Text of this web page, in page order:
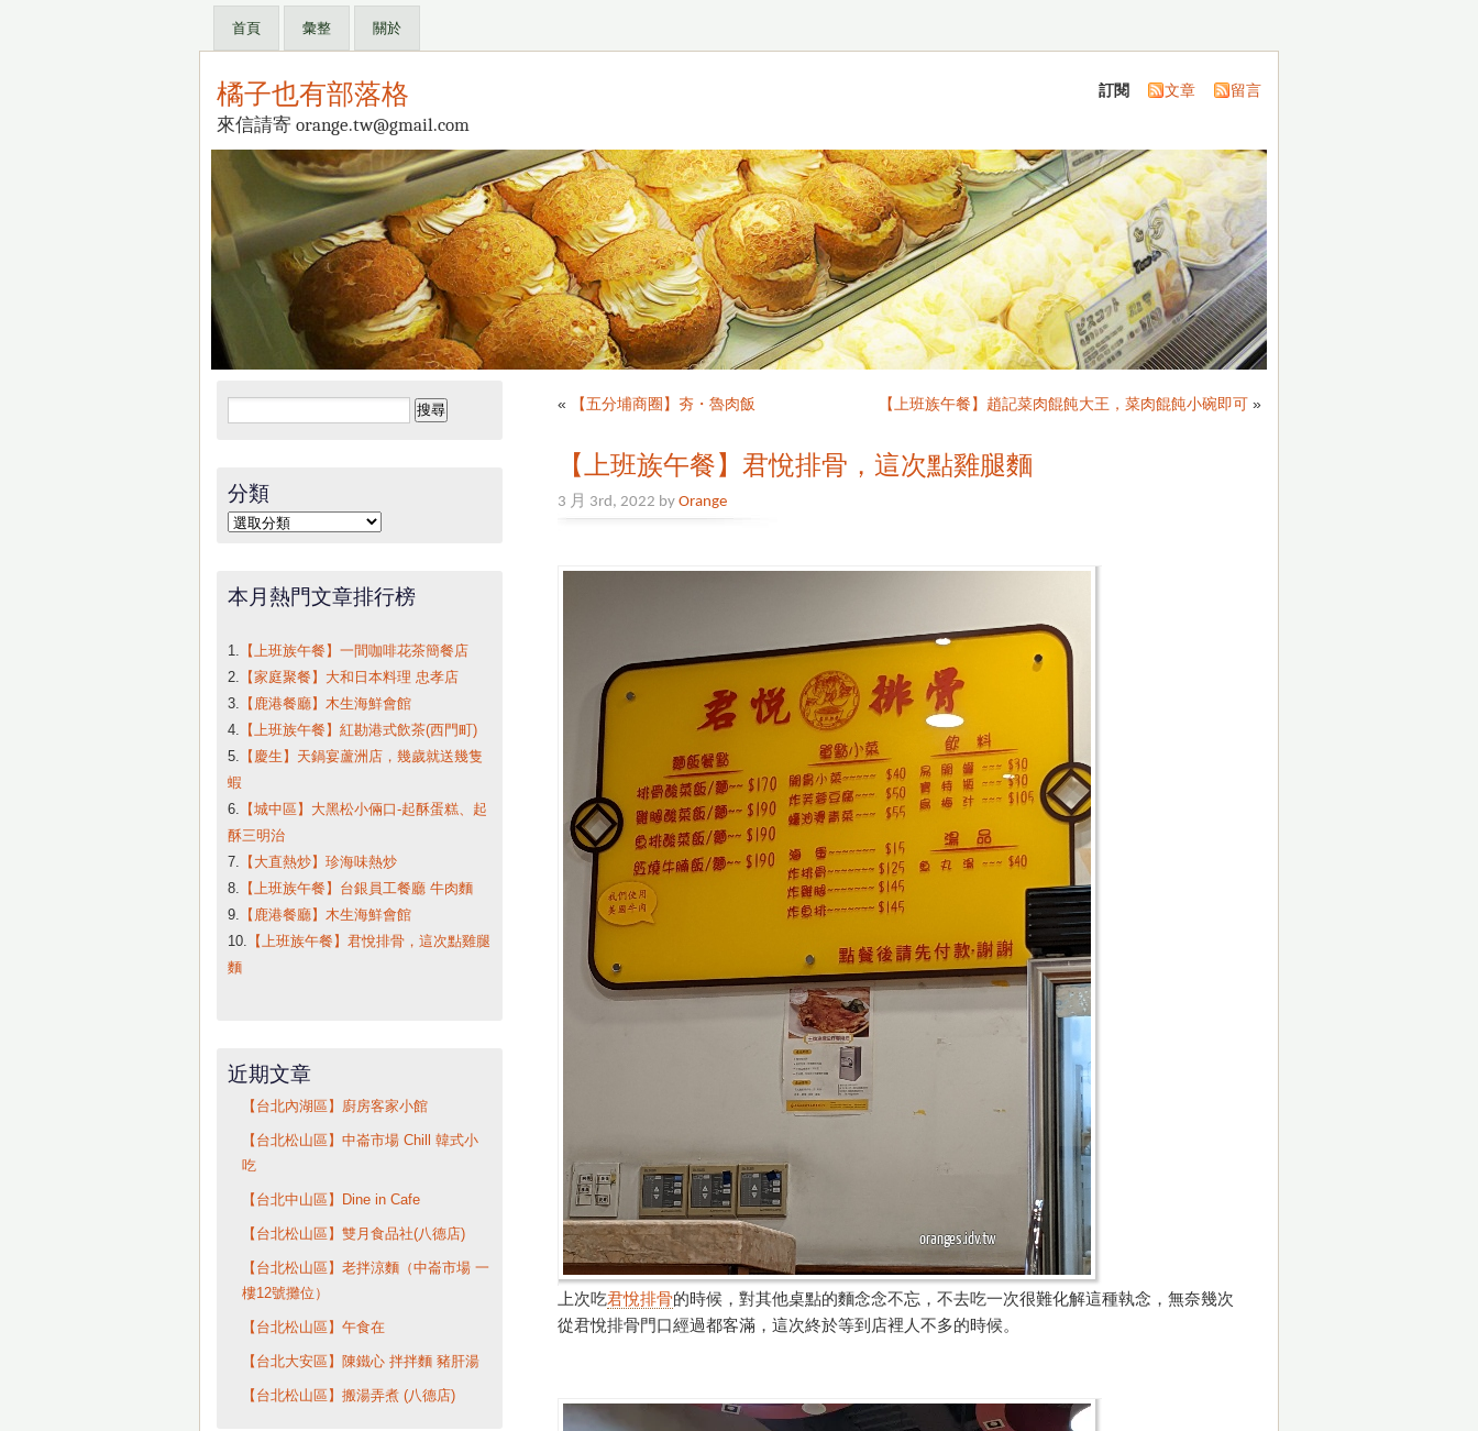
首頁 彙整 關於
橘子也有部落格
來信請寄 orange.tw@gmail.com
訂閱 文章 留言
« 【五分埔商圈】夯・魯肉飯 【上班族午餐】趙記菜肉餛飩大王，菜肉餛飩小碗即可 »
【上班族午餐】君悅排骨，這次點雞腿麵
3 月 3rd, 2022 byOrange
上次吃君悅排骨的時候，對其他桌點的麵念念不忘，不去吃一次很難化解這種執念，無奈幾次
從君悅排骨門口經過都客滿，這次終於等到店裡人不多的時候。
搜
尋
字:
分類
分
本月熱門文章排行榜
1. 【上班族午餐】一間咖啡花茶簡餐店
2. 【家庭聚餐】大和日本料理 忠孝店
3. 【鹿港餐廳】木生海鮮會館
4. 【上班族午餐】紅勘港式飲茶(西門町)
5. 【慶生】天鍋宴蘆洲店，幾歲就送幾隻
蝦
6. 【城中區】大黑松小倆口-起酥蛋糕、起
酥三明治
7. 【大直熱炒】珍海味熱炒
8. 【上班族午餐】台銀員工餐廳 牛肉麵
9. 【鹿港餐廳】木生海鮮會館
10. 【上班族午餐】君悅排骨，這次點雞腿
麵
近期文章
【台北內湖區】廚房客家小館
【台北松山區】中崙市場 Chill 韓式小
吃
【台北中山區】Dine in Cafe
【台北松山區】雙月食品社(八德店)
【台北松山區】老拌涼麵（中崙市場 一
樓12號攤位）
【台北松山區】午食在
【台北大安區】陳鐵心 拌拌麵 豬肝湯
【台北松山區】搬湯弄煮 (八德店)